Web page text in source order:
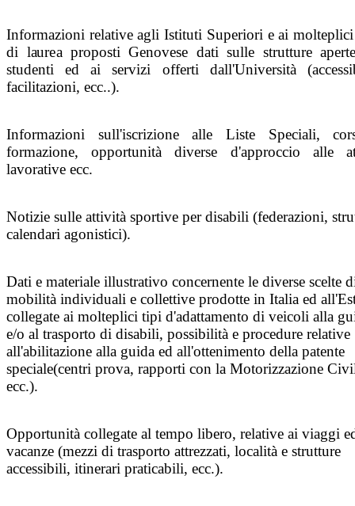
Informazioni relative agli Istituti Superiori e ai
di laurea proposti Genovese dati sulle strutture
studenti ed ai servizi offerti dall'Università
facilitazioni, ecc..).
Informazioni sull'iscrizione alle Liste Speciali,
formazione, opportunità diverse d'approccio alle
lavorative ecc.
Notizie sulle attività sportive per disabili (federazioni,
calendari agonistici).
Dati e materiale illustrativo concernente le diverse scelte
mobilità individuali e collettive prodotte in Italia ed
collegate ai molteplici tipi d'adattamento di veicoli alla
e/o al trasporto di disabili, possibilità e procedure relative
all'abilitazione alla guida ed all'ottenimento della patente
speciale(centri prova, rapporti con la Motorizzazione
ecc.).
Opportunità collegate al tempo libero, relative ai viaggi
vacanze (mezzi di trasporto attrezzati, località e strutture
accessibili, itinerari praticabili, ecc.).